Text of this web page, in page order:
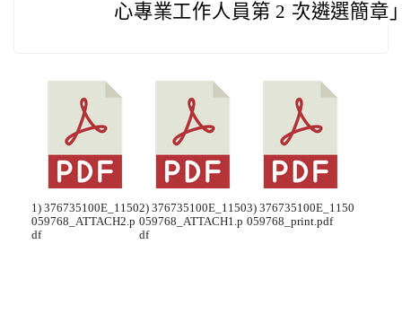
心專業工作人員第 2 次遴選簡章
1) 376735100E_1150
059768_ATTACH2.p
df
2) 376735100E_1150
059768_ATTACH1.p
df
3) 376735100E_1150
059768_print.pdf